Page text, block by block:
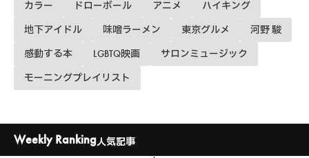
カラー ドローボール アニメ ハイキング
地下アイドル 味噌ラーメン 東京グルメ 河野 駿
感動する本 LGBTQ映画 サロンミュージック
モーニングプレイリスト
Weekly Ranking人気記事